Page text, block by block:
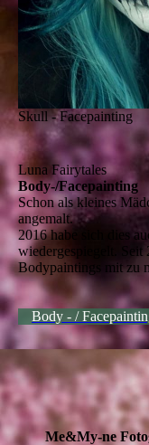
Skull - Facepainting
Luna Fairytales
Body-/Facepainting
Schon als kleines
angemalt.
2016 habe sich dies
wiedergespiegelt. Seit
Bodypaintings mit zu
Body - /
Me&My-ne